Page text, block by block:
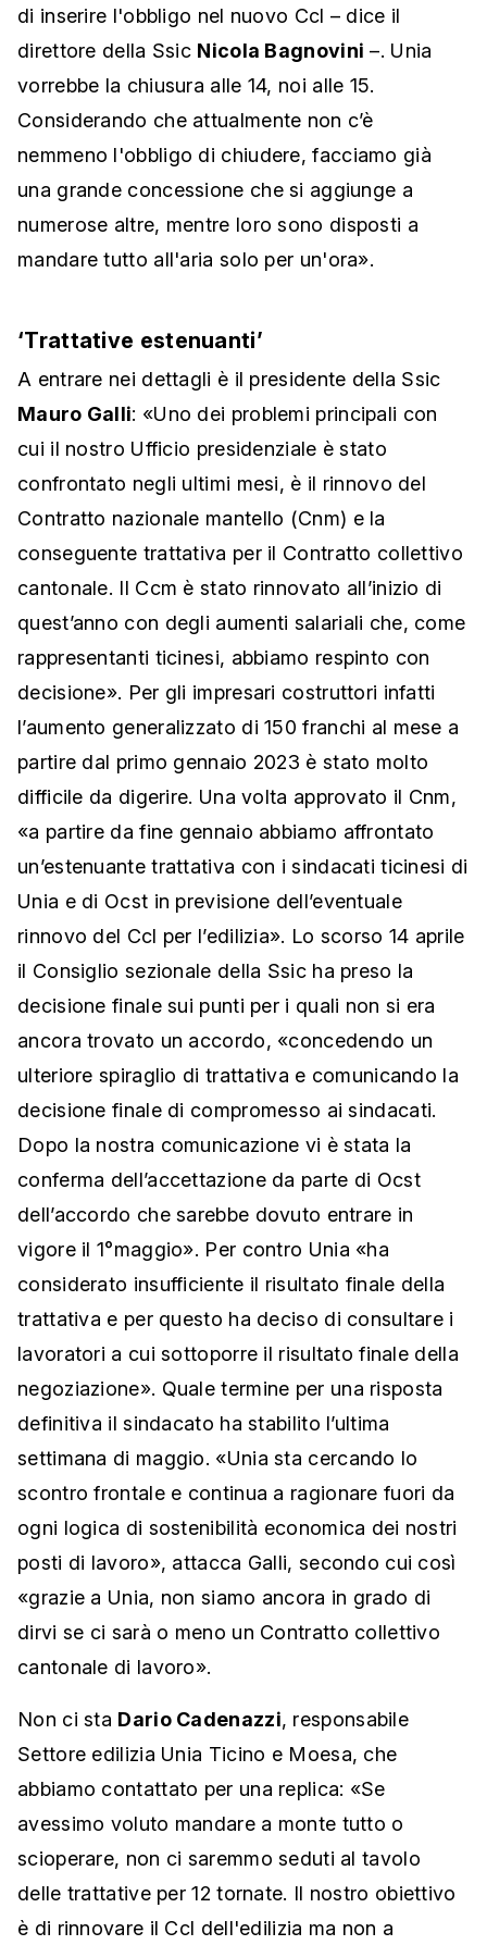
di inserire l'obbligo nel nuovo Ccl – dice il
direttore della Ssic Nicola Bagnovini –. Unia
vorrebbe la chiusura alle 14, noi alle 15.
Considerando che attualmente non c’è
nemmeno l'obbligo di chiudere, facciamo già
una grande concessione che si aggiunge a
numerose altre, mentre loro sono disposti a
mandare tutto all'aria solo per un'ora».
‘Trattative estenuanti’
A entrare nei dettagli è il presidente della Ssic
Mauro Galli: «Uno dei problemi principali con
cui il nostro Ufficio presidenziale è stato
confrontato negli ultimi mesi, è il rinnovo del
Contratto nazionale mantello (Cnm) e la
conseguente trattativa per il Contratto collettivo
cantonale. Il Ccm è stato rinnovato all’inizio di
quest’anno con degli aumenti salariali che, come
rappresentanti ticinesi, abbiamo respinto con
decisione». Per gli impresari costruttori infatti
l’aumento generalizzato di 150 franchi al mese a
partire dal primo gennaio 2023 è stato molto
difficile da digerire. Una volta approvato il Cnm,
«a partire da fine gennaio abbiamo affrontato
un’estenuante trattativa con i sindacati ticinesi di
Unia e di Ocst in previsione dell’eventuale
rinnovo del Ccl per l’edilizia». Lo scorso 14 aprile
il Consiglio sezionale della Ssic ha preso la
decisione finale sui punti per i quali non si era
ancora trovato un accordo, «concedendo un
ulteriore spiraglio di trattativa e comunicando la
decisione finale di compromesso ai sindacati.
Dopo la nostra comunicazione vi è stata la
conferma dell’accettazione da parte di Ocst
dell’accordo che sarebbe dovuto entrare in
vigore il 1°maggio». Per contro Unia «ha
considerato insufficiente il risultato finale della
trattativa e per questo ha deciso di consultare i
lavoratori a cui sottoporre il risultato finale della
negoziazione». Quale termine per una risposta
definitiva il sindacato ha stabilito l’ultima
settimana di maggio. «Unia sta cercando lo
scontro frontale e continua a ragionare fuori da
ogni logica di sostenibilità economica dei nostri
posti di lavoro», attacca Galli, secondo cui così
«grazie a Unia, non siamo ancora in grado di
dirvi se ci sarà o meno un Contratto collettivo
cantonale di lavoro».
Non ci sta Dario Cadenazzi, responsabile
Settore edilizia Unia Ticino e Moesa, che
abbiamo contattato per una replica: «Se
avessimo voluto mandare a monte tutto o
scioperare, non ci saremmo seduti al tavolo
delle trattative per 12 tornate. Il nostro obiettivo
è di rinnovare il Ccl dell'edilizia ma non a